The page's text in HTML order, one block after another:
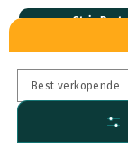
Strip
Natuur
Steden